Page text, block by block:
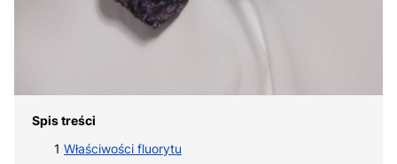
Spis treści
Właściwości fluorytu